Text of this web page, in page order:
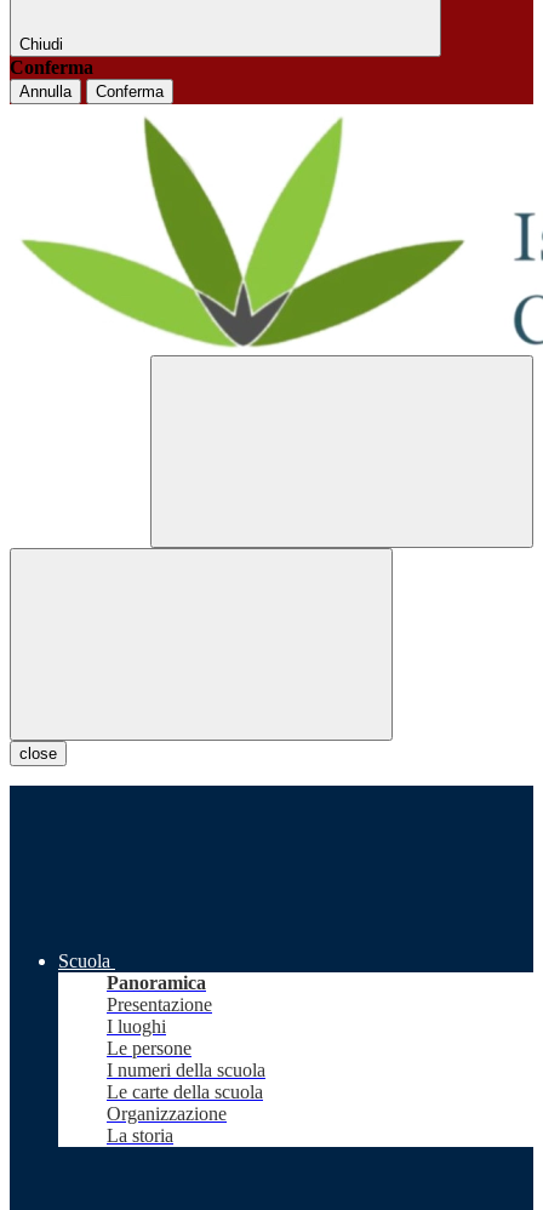
Chiudi
Conferma
Annulla Conferma
close
Scuola
Panoramica
Presentazione
I luoghi
Le persone
I numeri della scuola
Le carte della scuola
Organizzazione
La storia